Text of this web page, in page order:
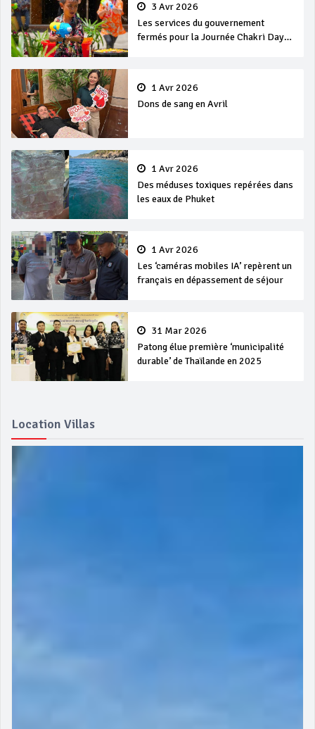
3 Avr 2026
Les services du gouvernement
fermés pour la Journée Chakri Day
1 Avr 2026
Dons de sang en Avril
1 Avr 2026
Des méduses toxiques repérées dans
les eaux de Phuket
1 Avr 2026
Les ‘caméras mobiles IA’ repèrent un
français en dépassement de séjour
31 Mar 2026
Patong élue première ‘municipalité
durable’ de Thaïlande en 2025
Location Villas